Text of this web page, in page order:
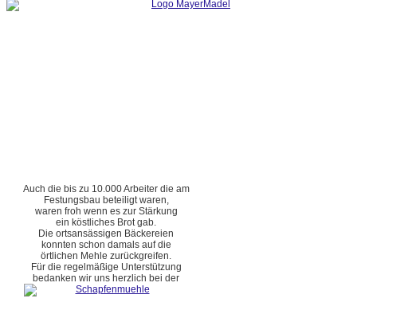
Auch die bis zu 10.000 Arbeiter die am
Festungsbau beteiligt waren,
waren froh wenn es zur Stärkung
ein köstliches Brot gab.
Die ortsansässigen Bäckereien
konnten schon damals auf die
örtlichen Mehle zurückgreifen.
Für die regelmäßige Unterstützung
bedanken wir uns herzlich bei der